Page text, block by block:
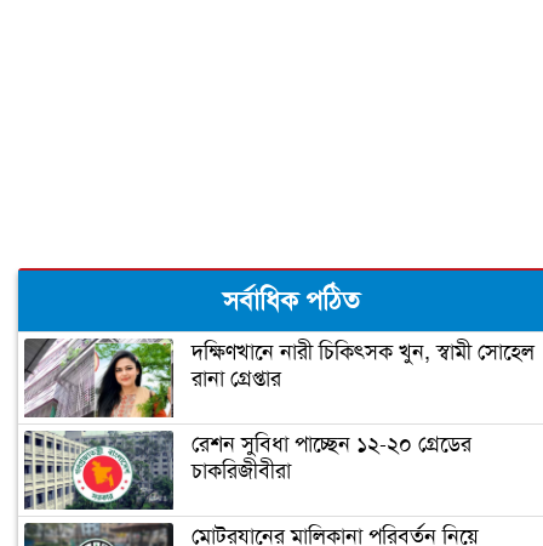
ঘর ভাঙতে বসেছে ট্রাম্পের!
জিতেই প্রথম যে কাজটি করলেন বাইডেন
‘গ্রেফতার হতে পারেন ডোনাল্ড ট্রাম্প’
সর্বাধিক পঠিত
দক্ষিণখানে নারী চিকিৎসক খুন, স্বামী সোহেল
রানা গ্রেপ্তার
রেশন সুবিধা পাচ্ছেন ১২-২০ গ্রেডের
চাকরিজীবীরা
মোটরযানের মালিকানা পরিবর্তন নিয়ে